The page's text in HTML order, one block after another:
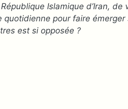
Islamique d’Iran,
pour faire
est si opposée ?